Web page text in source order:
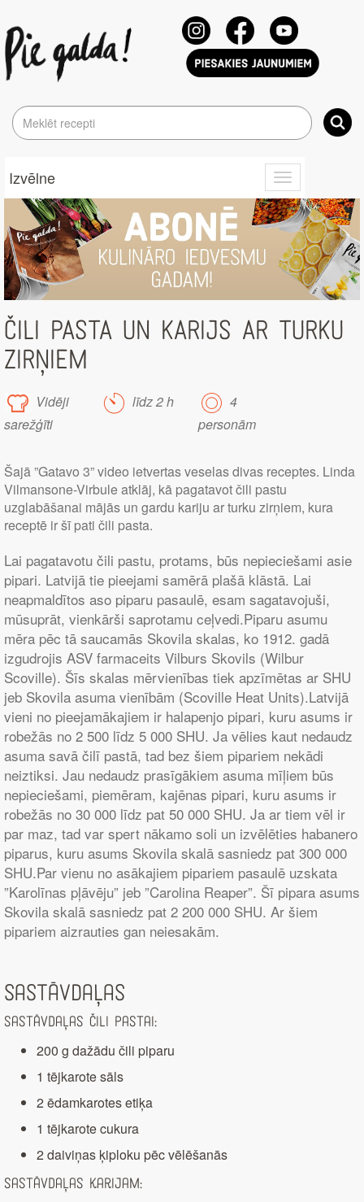
Toggle
navigation
Izvēlne
ČILI PASTA UN KARIJS AR TURKU
ZIRŅIEM
Vidēji
sarežģīti
līdz 2 h
4
personām
Šajā ”Gatavo 3” video ietvertas veselas divas receptes. Linda
Vilmansone-Virbule atklāj, kā pagatavot čili pastu
uzglabāšanai mājās un gardu kariju ar turku zirņiem, kura
receptē ir šī pati čili pasta.
Lai pagatavotu čili pastu, protams, būs nepieciešami asie
pipari. Latvijā tie pieejami samērā plašā klāstā. Lai
neapmaldītos aso piparu pasaulē, esam sagatavojuši,
mūsuprāt, vienkārši saprotamu ceļvedi.Piparu asumu
mēra pēc tā saucamās Skovila skalas, ko 1912. gadā
izgudrojis ASV farmaceits Vilburs Skovils (Wilbur
Scoville). Šīs skalas mērvienības tiek apzīmētas ar SHU
jeb Skovila asuma vienībām (Scoville Heat Units).Latvijā
vieni no pieejamākajiem ir halapenjo pipari, kuru asums ir
robežās no 2 500 līdz 5 000 SHU. Ja vēlies kaut nedaudz
asuma savā čilī pastā, tad bez šiem pipariem nekādi
neiztiksi. Jau nedaudz prasīgākiem asuma mīļiem būs
nepieciešami, piemēram, kajēnas pipari, kuru asums ir
robežās no 30 000 līdz pat 50 000 SHU. Ja ar tiem vēl ir
par maz, tad var spert nākamo soli un izvēlēties habanero
piparus, kuru asums Skovila skalā sasniedz pat 300 000
SHU.Par vienu no asākajiem pipariem pasaulē uzskata
”Karolīnas pļāvēju” jeb ”Carolina Reaper”. Šī pipara asums
Skovila skalā sasniedz pat 2 200 000 SHU. Ar šiem
pipariem aizrauties gan neiesakām.
Sastāvdaļas
Sastāvdaļas čili pastai:
200 g dažādu čili piparu
1 tējkarote sāls
2 ēdamkarotes etiķa
1 tējkarote cukura
2 daiviņas ķiploku pēc vēlēšanās
Sastāvdaļas karijam: